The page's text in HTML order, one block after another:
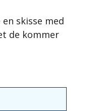
skisse med
de kommer